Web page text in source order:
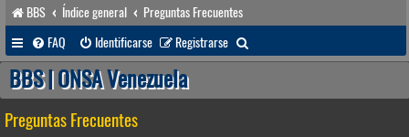
BBS Índice general
Preguntas Frecuentes
FAQ
Identificarse Registrarse
u
BBS | ONSA Venezuela
Preguntas Frecuentes